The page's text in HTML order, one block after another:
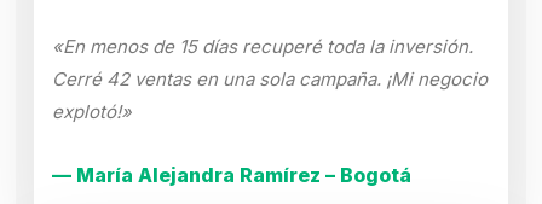
«En menos de 15 días recuperé toda la inversión.
Cerré 42 ventas en una sola campaña. ¡Mi negocio
explotó!»
— María Alejandra Ramírez – Bogotá